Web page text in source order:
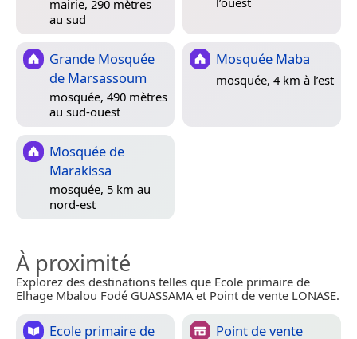
mairie, 290 mètres
au sud
Grande Mosquée
de Marsassoum
mosquée, 490 mètres
au sud-ouest
Mosquée Maba
mosquée, 4 km à l’est
Mosquée de
Marakissa
mosquée, 5 km au
nord-est
À proximité
Explorez des destinations telles que Ecole primaire de
Elhage Mbalou Fodé GUASSAMA et Point de vente LONASE.
Ecole primaire de
Point de vente